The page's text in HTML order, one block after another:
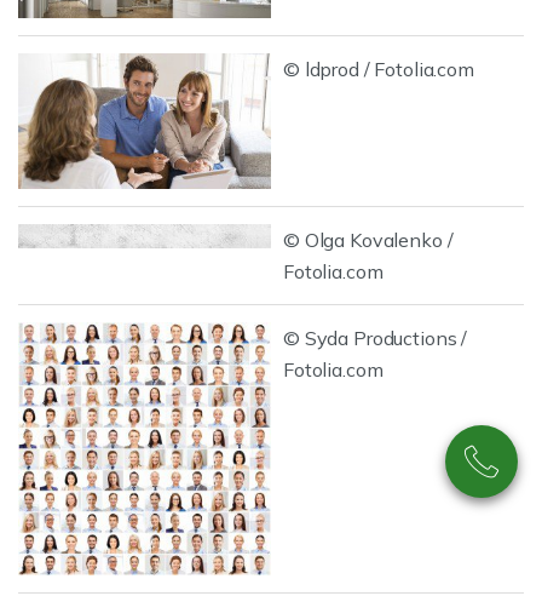
© ldprod / Fotolia.com
© Olga Kovalenko /
Fotolia.com
© Syda Productions /
Fotolia.com